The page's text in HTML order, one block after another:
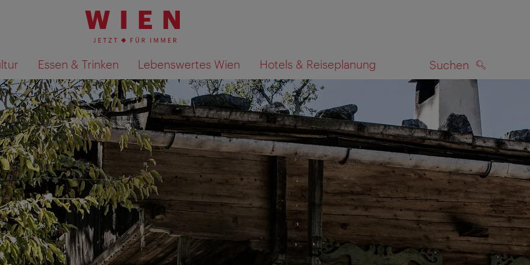
Essen & Trinken Lebenswertes Wien Hotels & Reiseplanung Suchen
Suchergebnisse auf Karte anzeigen